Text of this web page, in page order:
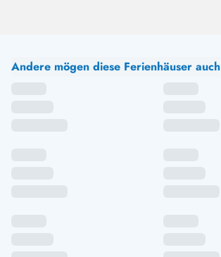
Andere mögen diese Ferienhäuser auch